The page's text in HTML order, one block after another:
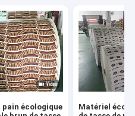
pain écologique
Matériel